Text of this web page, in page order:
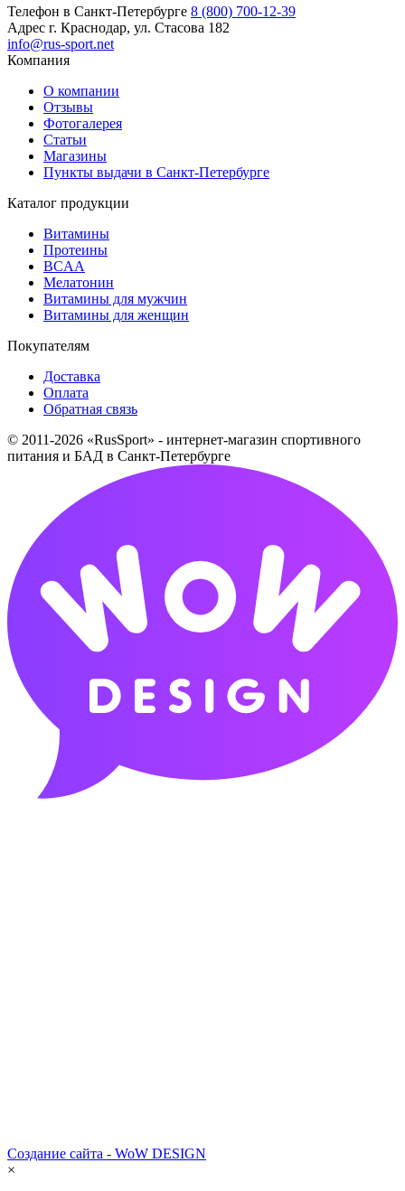
Телефон в Санкт-Петербурге 8 (800) 700-12-39
Адрес г. Краснодар, ул. Стасова 182
info@rus-sport.net
Компания
О компании
Отзывы
Фотогалерея
Статьи
Магазины
Пункты выдачи в Санкт-Петербурге
Каталог продукции
Витамины
Протеины
BCAA
Мелатонин
Витамины для мужчин
Витамины для женщин
Покупателям
Доставка
Оплата
Обратная связь
© 2011-2026 «RusSport» - интернет-магазин спортивного
питания и БАД в Санкт-Петербурге
Создание сайта - WoW DESIGN
×